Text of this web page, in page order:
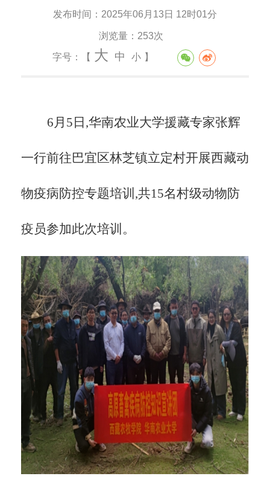
发布时间： 2025年06月13日 12时01分
浏览量： 253次
字号：【 大 中 小 】
6月5日,华南农业大学援藏专家张辉
一行前往巴宜区林芝镇立定村开展西藏动
物疫病防控专题培训,共15名村级动物防
疫员参加此次培训。